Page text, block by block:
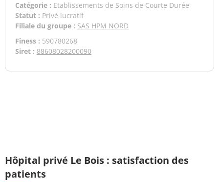
Catégorie : Etablissements de Soins de Courte Durée
Statut : Privé lucratif
Filiale du groupe : SAS HPM NORD
Finess : 590780268
Siret : 88608028200090
Hôpital privé Le Bois : satisfaction des
patients